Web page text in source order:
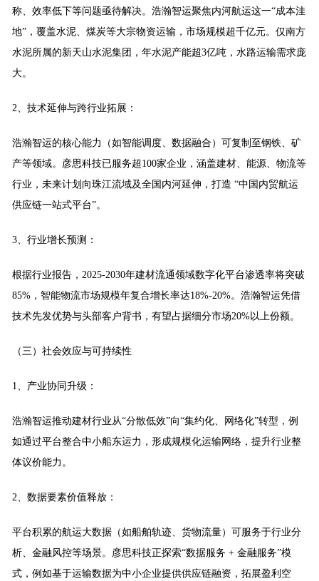
称、效率低下等问题亟待解决。浩瀚智运聚焦内河航运这一“成本洼
地”，覆盖水泥、煤炭等大宗物资运输，市场规模超千亿元。仅南方
水泥所属的新天山水泥集团，年水泥产能超3亿吨，水路运输需求庞
大。
2、技术延伸与跨行业拓展：
浩瀚智运的核心能力（如智能调度、数据融合）可复制至钢铁、矿
产等领域。彦思科技已服务超100家企业，涵盖建材、能源、物流等
行业，未来计划向珠江流域及全国内河延伸，打造 “中国内贸航运
供应链一站式平台”。
3、行业增长预测：
根据行业报告，2025-2030年建材流通领域数字化平台渗透率将突破
85%，智能物流市场规模年复合增长率达18%-20%。浩瀚智运凭借
技术先发优势与头部客户背书，有望占据细分市场20%以上份额。
（三） 社会效应与可持续性
1、产业协同升级：
浩瀚智运推动建材行业从“分散低效”向“集约化、网络化”转型，例
如通过平台整合中小船东运力，形成规模化运输网络，提升行业整
体议价能力。
2、数据要素价值释放：
平台积累的航运大数据（如船舶轨迹、货物流量）可服务于行业分
析、金融风控等场景。彦思科技正探索“数据服务 + 金融服务”模
式，例如基于运输数据为中小企业提供供应链融资，拓展盈利空